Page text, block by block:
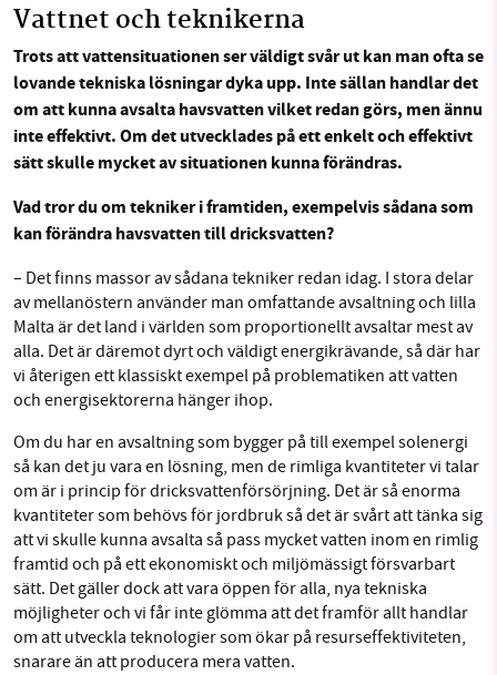
Vattnet och teknikerna
Trots att vattensituationen ser väldigt svår ut kan man ofta se
lovande tekniska lösningar dyka upp. Inte sällan handlar det
om att kunna avsalta havsvatten vilket redan görs, men ännu
inte effektivt. Om det utvecklades på ett enkelt och effektivt
sätt skulle mycket av situationen kunna förändras.
Vad tror du om tekniker i framtiden, exempelvis sådana som
kan förändra havsvatten till dricksvatten?
– Det finns massor av sådana tekniker redan idag. I stora delar
av mellanöstern använder man omfattande avsaltning och lilla
Malta är det land i världen som proportionellt avsaltar mest av
alla. Det är däremot dyrt och väldigt energikrävande, så där har
vi återigen ett klassiskt exempel på problematiken att vatten
och energisektorerna hänger ihop.
Om du har en avsaltning som bygger på till exempel solenergi
så kan det ju vara en lösning, men de rimliga kvantiteter vi talar
om är i princip för dricksvattenförsörjning. Det är så enorma
kvantiteter som behövs för jordbruk så det är svårt att tänka sig
att vi skulle kunna avsalta så pass mycket vatten inom en rimlig
framtid och på ett ekonomiskt och miljömässigt försvarbart
sätt. Det gäller dock att vara öppen för alla, nya tekniska
möjligheter och vi får inte glömma att det framför allt handlar
om att utveckla teknologier som ökar på resurseffektiviteten,
snarare än att producera mera vatten.